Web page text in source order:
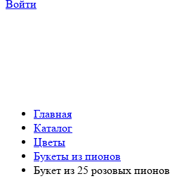
Войти
Главная
Каталог
Цветы
Букеты из пионов
Букет из 25 розовых пионов